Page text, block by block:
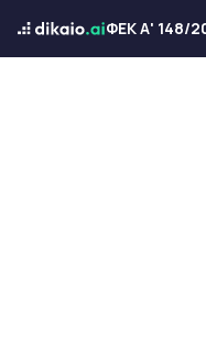
ΦΕΚ Α' 148/